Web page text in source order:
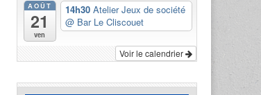
AOÛT
21
ven
14h30 Atelier Jeux de société
@ Bar Le Cliscouet
Voir le calendrier